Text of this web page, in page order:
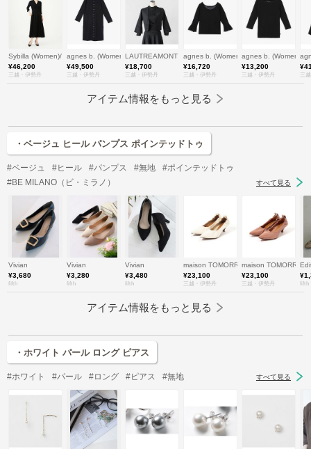
Sybilla (Women)/シビラ
¥46,200
三越・伊勢丹
agnes b. (Women)/アニエスベー
¥49,500
三越・伊勢丹
LAUTREAMONT (Women)/ロートレアモン
¥18,700
三越・伊勢丹
agnes b. (Women)/アニエスベー
¥16,720
三越・伊勢丹
agnes b. (Women)/ア
¥13,200
三越・伊勢丹 三
アイテム情報をもっと見る
・ベージュ ヒール パンプス ポインテッドトゥ
#ベージュ #ヒール #パンプス #無地
#ポインテッドトゥ
#BE MILANO（ビ・ミラノ）
すべて見る
Vivian
¥3,680
fifth
Vivian
¥3,280
fifth
Vivian
¥3,480
fifth
maison TOMORROWLAND/メゾン トゥ
¥23,100
三越・伊勢丹
maison
¥23,100
三越・伊勢丹 fifth
アイテム情報をもっと見る
・ホワイト パール ロング ピアス
#ホワイト #パール #ロング #ピアス #無地 すべて見る